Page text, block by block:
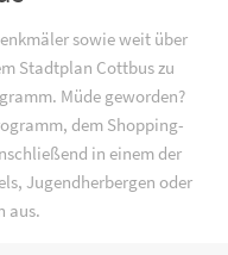
sowie weit über
Stadtplan Cottbus zu
Müde geworden?
dem Shopping-
in einem der
Jugend­­herbergen oder
aus.